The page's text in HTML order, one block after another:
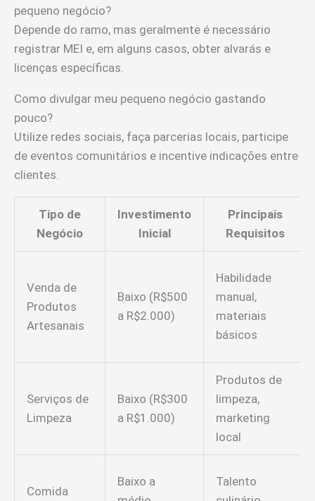
pequeno negócio?
Depende do ramo, mas geralmente é necessário
registrar MEI e, em alguns casos, obter alvarás e
licenças específicas.
Como divulgar meu pequeno negócio gastando
pouco?
Utilize redes sociais, faça parcerias locais, participe
de eventos comunitários e incentive indicações entre
clientes.
Tipo de
Negócio
Investimento
Inicial
Principais
Requisitos
Venda de
Produtos
Artesanais
Baixo (R$500
a R$2.000)
Habilidade
manual,
materiais
básicos
Serviços de
Limpeza
Baixo (R$300
a R$1.000)
Produtos de
limpeza,
marketing
local
Comida
Baixo a
Talento